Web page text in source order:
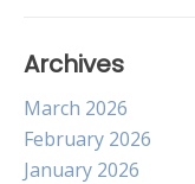
Archives
March 2026
February 2026
January 2026